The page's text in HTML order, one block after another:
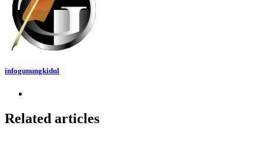
infogunungkidul
Related articles